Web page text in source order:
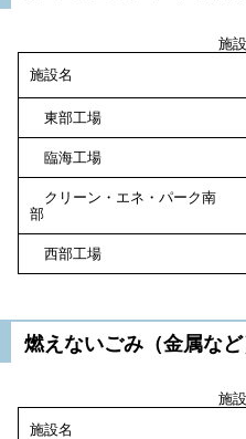
施
施設名
東部工場
臨海工場
クリーン・エネ・パーク南
部
西部工場
燃えないごみ（金属など
施
施設名